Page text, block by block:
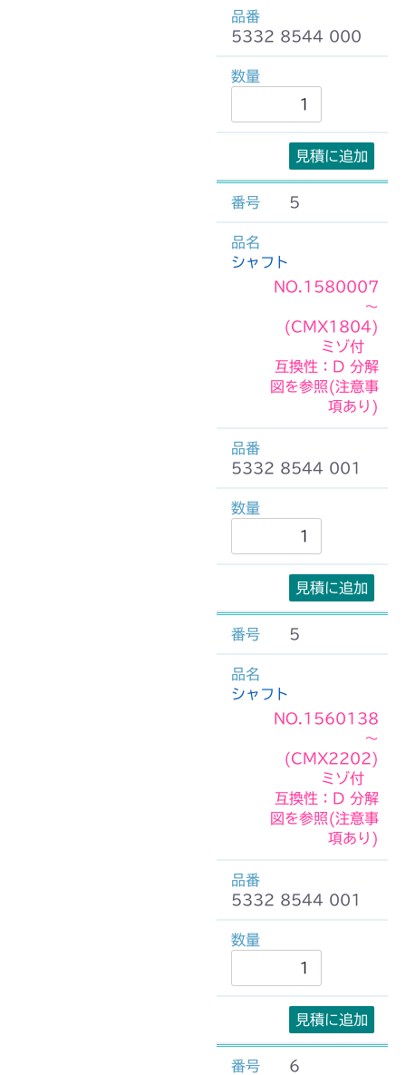
5332 8544 000
見積に追加
5
シャフト
NO.1580007
～
(CMX1804)
ミゾ付
互換性：D 分解
図を参照(注意事
項あり)
5332 8544 001
見積に追加
5
シャフト
NO.1560138
～
(CMX2202)
ミゾ付
互換性：D 分解
図を参照(注意事
項あり)
5332 8544 001
見積に追加
6